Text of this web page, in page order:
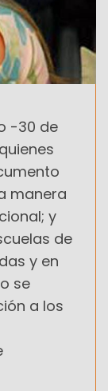
-30 de
manera
y
de
y en
se
a los